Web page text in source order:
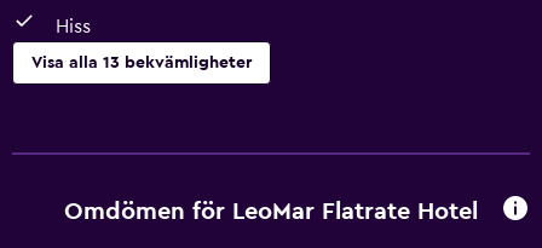
Hiss
Visa alla 13 bekvämligheter
Rumservice
Omdömen för LeoMar Flatrate Hotel